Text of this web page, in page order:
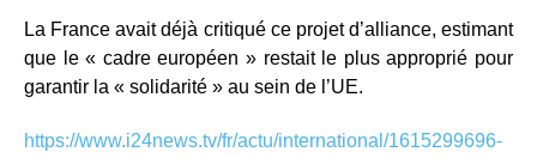
La France avait déjà critiqué ce projet d’alliance, estimant
que le « cadre européen » restait le plus approprié pour
garantir la « solidarité » au sein de l’UE.
https://www.i24news.tv/fr/actu/international/1615299696-